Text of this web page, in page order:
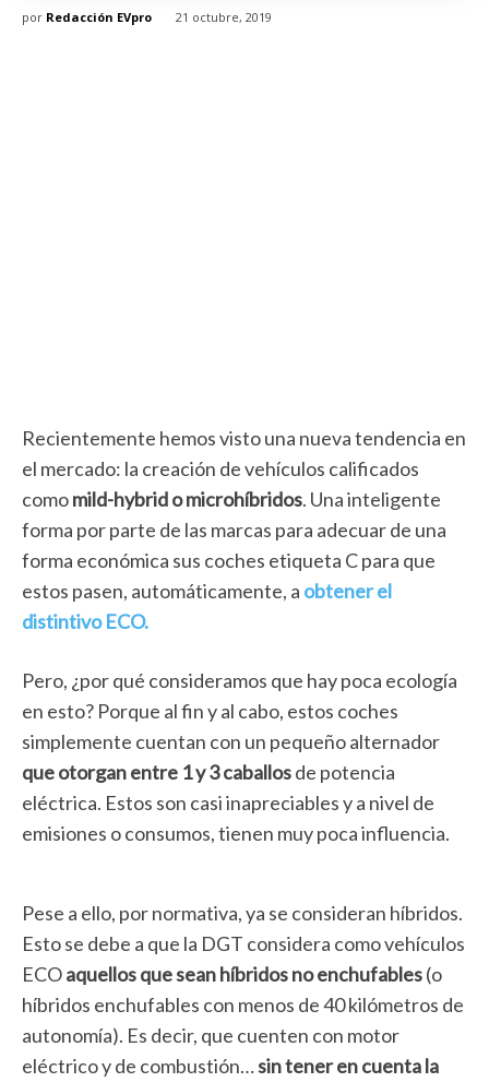
por Redacción EVpro 21 octubre, 2019
Recientemente hemos visto una nueva tendencia en
el mercado: la creación de vehículos calificados
comomild-hybrid o microhíbridos. Una inteligente
forma por parte de las marcas para adecuar de una
forma económica sus coches etiqueta C para que
estos pasen, automáticamente, a obtener el
distintivo ECO.
Pero, ¿por qué consideramos que hay poca ecología
en esto? Porque al fin y al cabo, estos coches
simplemente cuentan con un pequeño alternador
que otorgan entre 1 y 3 caballosde potencia
eléctrica. Estos son casi inapreciables y a nivel de
emisiones o consumos, tienen muy poca influencia.
Pese a ello, por normativa, ya se consideran híbridos.
Esto se debe a que la DGT considera como vehículos
ECOaquellos que sean híbridos no enchufables(o
híbridos enchufables con menos de 40 kilómetros de
autonomía). Es decir, que cuenten con motor
eléctrico y de combustión…sin tener en cuenta la